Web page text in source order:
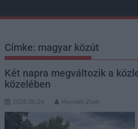
Címke: magyar közút
Két napra megváltozik a
közelében
2026.06.24. Horváth Zsolt